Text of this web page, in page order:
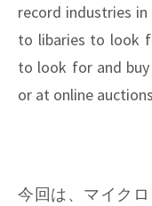
record industries
to libaries to look
to look for and
or at online
今回は、マイク